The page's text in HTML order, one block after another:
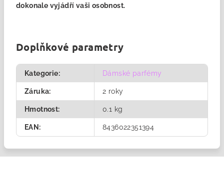
dokonale vyjádří vaši osobnost.
Doplňkové parametry
Kategorie: Dámské parfémy
Záruka: 2 roky
Hmotnost: 0.1 kg
EAN : 8436022351394